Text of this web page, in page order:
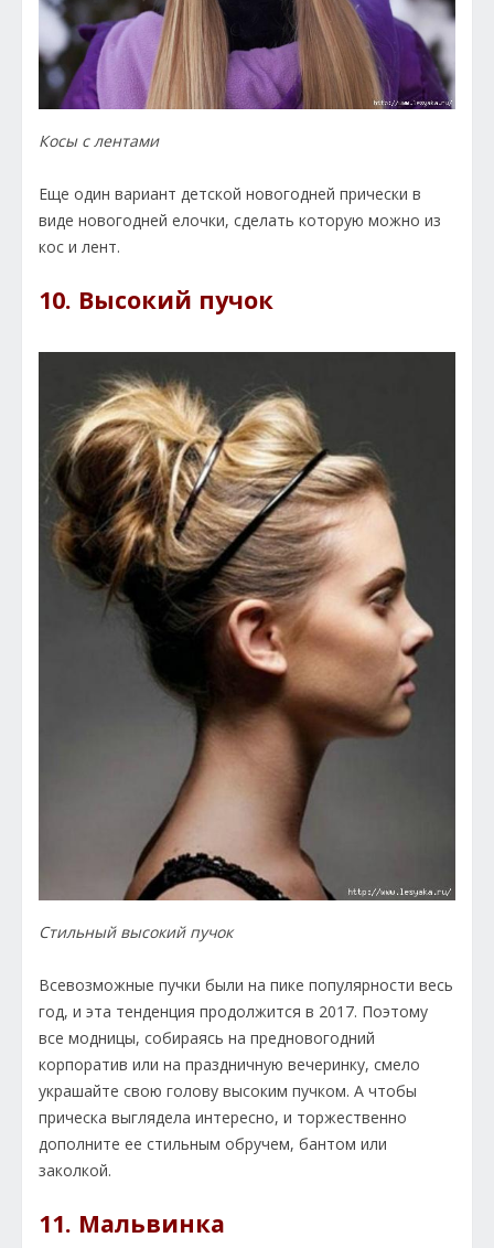
Косы с лентами
Еще один вариант детской новогодней прически в
виде новогодней елочки, сделать которую можно из
кос и лент.
10. Высокий пучок
Стильный высокий пучок
Всевозможные пучки были на пике популярности весь
год, и эта тенденция продолжится в 2017. Поэтому
все модницы, собираясь на предновогодний
корпоратив или на праздничную вечеринку, смело
украшайте свою голову высоким пучком. А чтобы
прическа выглядела интересно, и торжественно
дополните ее стильным обручем, бантом или
заколкой.
11. Мальвинка